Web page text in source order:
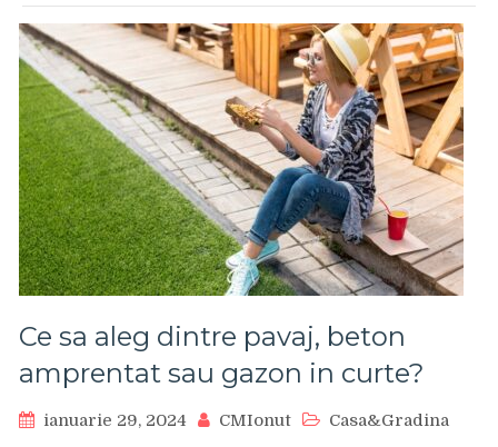
Ce sa aleg dintre pavaj, beton
amprentat sau gazon in curte?
ianuarie 29, 2024 CMIonut Casa&Gradina